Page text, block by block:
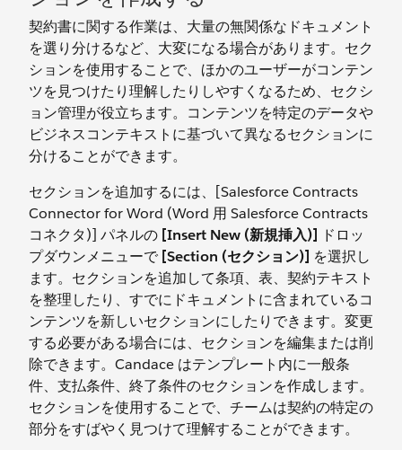
契約書に関する作業は、大量の無関係なドキュメント
を選り分けるなど、大変になる場合があります。セク
ションを使用することで、ほかのユーザーがコンテン
ツを見つけたり理解したりしやすくなるため、セクシ
ョン管理が役立ちます。コンテンツを特定のデータや
ビジネスコンテキストに基づいて異なるセクションに
分けることができます。
セクションを追加するには、[Salesforce Contracts
Connector for Word (Word 用 Salesforce Contracts
コネクタ)] パネルの [Insert New (新規挿入)] ドロッ
プダウンメニューで [Section (セクション)] を選択し
ます。セクションを追加して条項、表、契約テキスト
を整理したり、すでにドキュメントに含まれているコ
ンテンツを新しいセクションにしたりできます。変更
する必要がある場合には、セクションを編集または削
除できます。Candace はテンプレート内に一般条
件、支払条件、終了条件のセクションを作成します。
セクションを使用することで、チームは契約の特定の
部分をすばやく見つけて理解することができます。